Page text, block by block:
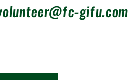
gifu.com